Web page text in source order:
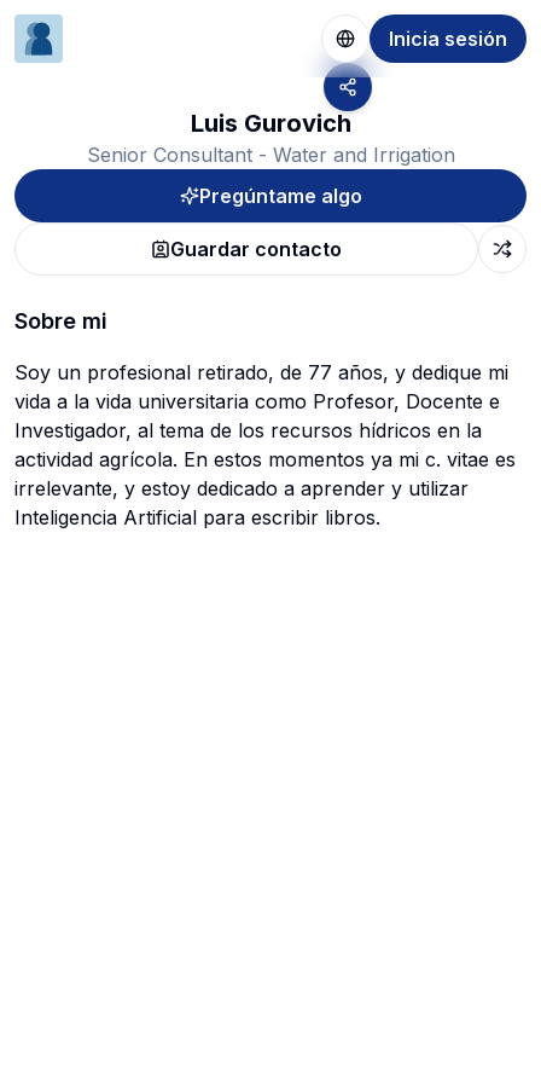
Inicia sesión
Luis Gurovich
Senior Consultant - Water and Irrigation
Pregúntame algo
Guardar contacto
Sobre mi
Soy un profesional retirado, de 77 años, y dedique mi
vida a la vida universitaria como Profesor, Docente e
Investigador, al tema de los recursos hídricos en la
actividad agrícola. En estos momentos ya mi c. vitae es
irrelevante, y estoy dedicado a aprender y utilizar
Inteligencia Artificial para escribir libros.